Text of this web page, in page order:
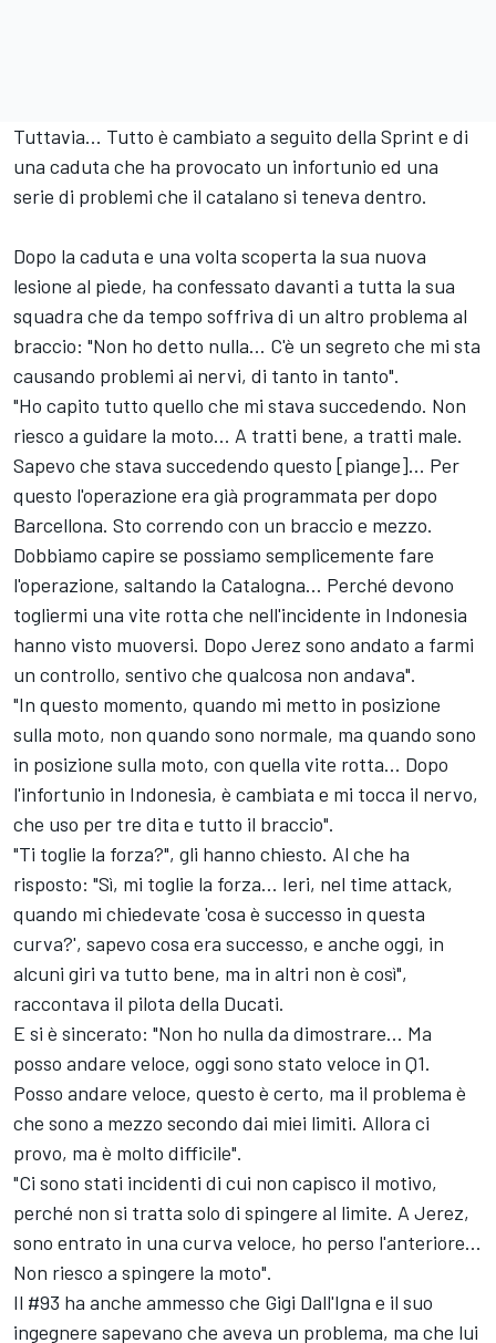
Tuttavia... Tutto è cambiato a seguito della Sprint e di
una caduta che ha provocato un infortunio ed una
serie di problemi che il catalano si teneva dentro.
Dopo la caduta e una volta scoperta la sua nuova
lesione al piede, ha confessato davanti a tutta la sua
squadra che da tempo soffriva di un altro problema al
braccio: "Non ho detto nulla... C'è un segreto che mi sta
causando problemi ai nervi, di tanto in tanto".
"Ho capito tutto quello che mi stava succedendo. Non
riesco a guidare la moto... A tratti bene, a tratti male.
Sapevo che stava succedendo questo [piange]... Per
questo l'operazione era già programmata per dopo
Barcellona. Sto correndo con un braccio e mezzo.
Dobbiamo capire se possiamo semplicemente fare
l'operazione, saltando la Catalogna... Perché devono
togliermi una vite rotta che nell'incidente in Indonesia
hanno visto muoversi. Dopo Jerez sono andato a farmi
un controllo, sentivo che qualcosa non andava".
"In questo momento, quando mi metto in posizione
sulla moto, non quando sono normale, ma quando sono
in posizione sulla moto, con quella vite rotta... Dopo
l'infortunio in Indonesia, è cambiata e mi tocca il nervo,
che uso per tre dita e tutto il braccio".
"Ti toglie la forza?", gli hanno chiesto. Al che ha
risposto: "Sì, mi toglie la forza... Ieri, nel time attack,
quando mi chiedevate 'cosa è successo in questa
curva?', sapevo cosa era successo, e anche oggi, in
alcuni giri va tutto bene, ma in altri non è così",
raccontava il pilota della Ducati.
E si è sincerato: "Non ho nulla da dimostrare... Ma
posso andare veloce, oggi sono stato veloce in Q1.
Posso andare veloce, questo è certo, ma il problema è
che sono a mezzo secondo dai miei limiti. Allora ci
provo, ma è molto difficile".
"Ci sono stati incidenti di cui non capisco il motivo,
perché non si tratta solo di spingere al limite. A Jerez,
sono entrato in una curva veloce, ho perso l'anteriore...
Non riesco a spingere la moto".
Il #93 ha anche ammesso che Gigi Dall'Igna e il suo
ingegnere sapevano che aveva un problema, ma che lui